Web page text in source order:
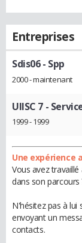
Entreprises
Sdis06- Spp
2000 - maintenant
UIISC 7 -
1999 - 1999
Une expérience
Vous avez
dans son parcours
N'hésitez pas à lui
envoyant un
contacts.